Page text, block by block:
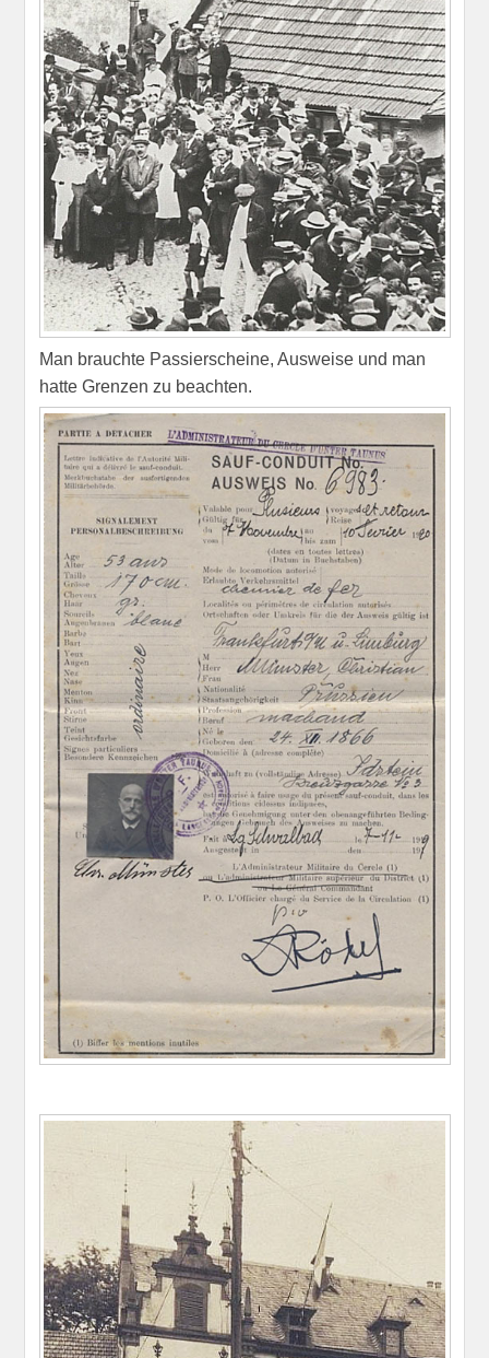
Man brauchte Passierscheine, Ausweise und man
hatte Grenzen zu beachten.